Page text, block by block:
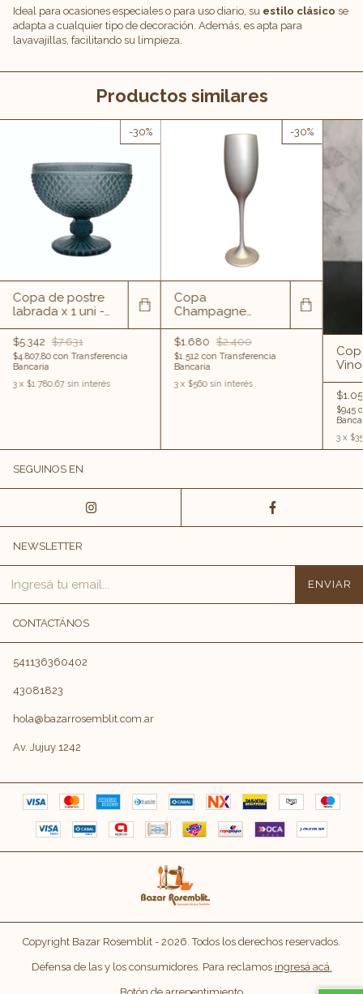
Ideal para ocasiones especiales o para uso diario, su estilo clásico se
adapta a cualquier tipo de decoración. Además, es apta para
lavavajillas, facilitando su limpieza.
Productos similares
-30%
Copa de postre
labrada x 1 uni -
varios colores-
$5.342 $7.631
$4.807,80con Transferencia
Bancaria
3 x $1.780,67 sin interés
-30%
Copa
Champagne
Plateada
Importada x 190
cc.
$1.680 $2.400
$1.512con Transferencia
Bancaria
3 x$560 sin interés
230
$945
3 x
SEGUINOS EN
NEWSLETTER
CONTACTÁNOS
541136360402
43081823
hola@bazarrosemblit.com.ar
Av. Jujuy 1242
Copyright Bazar Rosemblit - 2026. Todos los derechos reservados.
Defensa de las y los consumidores. Para reclamos ingresá acá.